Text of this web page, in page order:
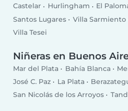
Castelar Hurlingham El
Santos Lugares
Villa Sarmiento
Villa Tesei
Niñeras en Buenos
Mar del Plata Bahía Blanca
José C. Paz
La Plata
San Nicolás de los Arroyos